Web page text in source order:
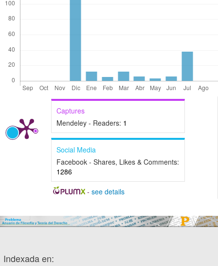
Captures
Mendeley - Readers: 1
Social Media
Facebook - Shares, Likes & Comments:
1286
- see details
Indexada en: